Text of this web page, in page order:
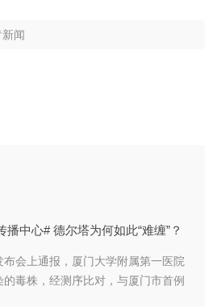
闻
中心# 德尔塔为何如此“难缠”？
会上通报，厦门大学附属第一医院
毒株，经测序比对，与厦门市首例
高度同源。截至15日16时，厦门累